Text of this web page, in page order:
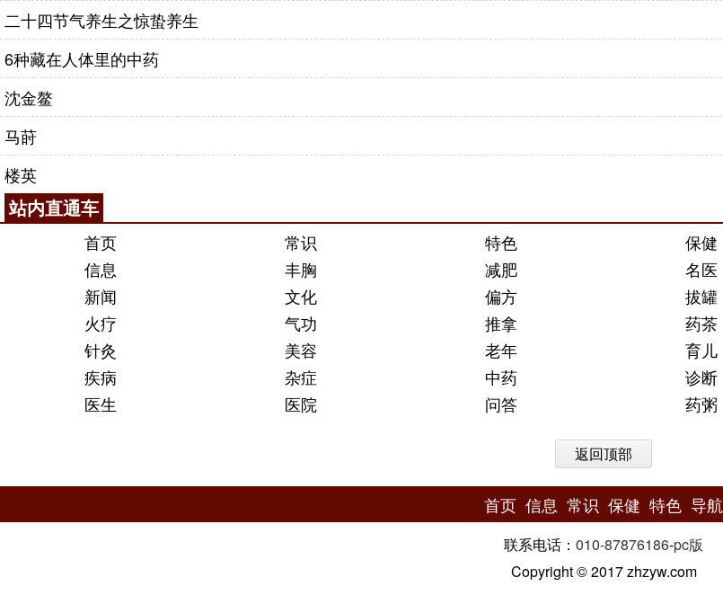
二十四节气养生之惊蛰养生
6种藏在人体里的中药
沈金鳌
马莳
楼英
站内直通车
首页 常识 特色 保健
信息
丰胸 减肥 名医
新闻
文化 偏方 拔罐
火疗
气功 推拿 药茶
针灸
美容 老年 育儿
疾病
杂症 中药 诊断
医生
医院 问答 药粥
返回顶部
首页 信息 常识 保健 特色 导航
联系电话： 010-87876186-pc版
Copyright © 2017 zhzyw.com